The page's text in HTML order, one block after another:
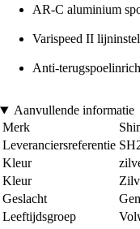
AR-C aluminium
Varispeed II
Anti-
Aanvullende informatie
Merk
Leveranciersreferentie
Kleur
Kleur
Geslacht
Leeftijdsgroep